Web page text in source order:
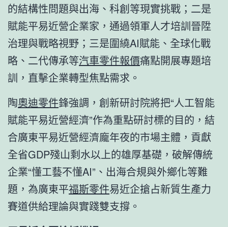
的結構性問題與出海、科創等現實挑戰；二是
賦能平易近營企業家，通過領軍人才培訓晉陞
治理與戰略視野；三是圍繞AI賦能、全球化戰
略、二代傳承等汽車零件報價痛點開展專題培
訓，直擊企業轉型焦點需求。
陶奧迪零件鋒強調，創新研討院將把“人工智能
賦能平易近營經濟”作為重點研討標的目的，結
合廣東平易近營經濟龐年夜的市場主體，貢獻
全省GDP殘山剩水以上的雄厚基礎，破解傳統
企業“懂工藝不懂AI”、出海合規與外鄉化等難
題，為廣東平福斯零件易近企搶占新質生產力
賽道供給理論與實踐雙支撐。